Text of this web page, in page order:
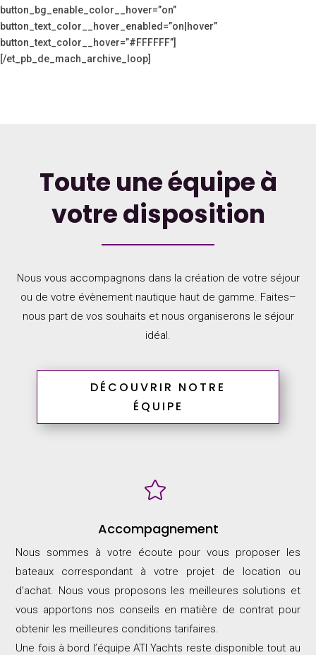
button_bg_enable_color__hover=”on”
button_text_color__hover_enabled=”on|hover”
button_text_color__hover=”#FFFFFF”]
[/et_pb_de_mach_archive_loop]
Toute une équipe à
votre disposition
Nous vous accompagnons dans la création de votre séjour
ou de votre évènement nautique haut de gamme. Faites–
nous part de vos souhaits et nous organiserons le séjour
idéal.
DÉCOUVRIR NOTRE
ÉQUIPE

Accompagnement
Nous sommes à votre écoute pour vous proposer les
bateaux correspondant à votre projet de location ou
d’achat. Nous vous proposons les meilleures solutions et
vous apportons nos conseils en matière de contrat pour
obtenir les meilleures conditions tarifaires.
Une fois à bord l’équipe ATI Yachts reste disponible tout au